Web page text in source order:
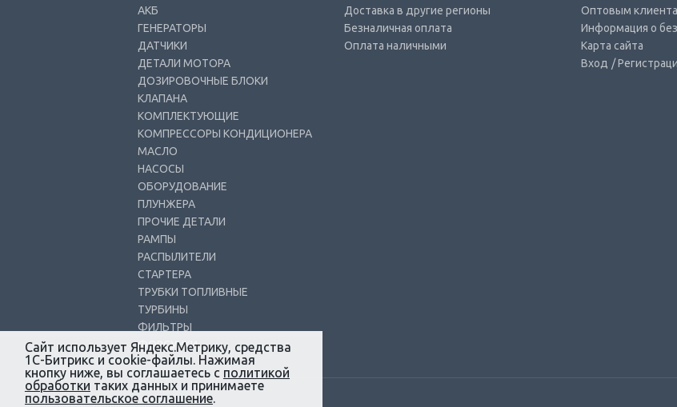
АКБ
ГЕНЕРАТОРЫ
ДАТЧИКИ
ДЕТАЛИ МОТОРА
ДОЗИРОВОЧНЫЕ БЛОКИ
КЛАПАНА
КОМПЛЕКТУЮЩИЕ
КОМПРЕССОРЫ КОНДИЦИОНЕРА
МАСЛО
НАСОСЫ
ОБОРУДОВАНИЕ
ПЛУНЖЕРА
ПРОЧИЕ ДЕТАЛИ
РАМПЫ
РАСПЫЛИТЕЛИ
СТАРТЕРА
ТРУБКИ ТОПЛИВНЫЕ
ТУРБИНЫ
ФИЛЬТРЫ
ФОРСУНКИ
Доставка в другие регионы
Безналичная оплата
Оплата наличными
Оптовым
Информация о
Карта сайта
Вход /
Сайт использует Яндекс.Метрику, средства
1С-Битрикс и cookie-файлы. Нажимая
кнопку ниже, вы соглашаетесь с политикой
обработки таких данных и принимаете
пользовательское соглашение.